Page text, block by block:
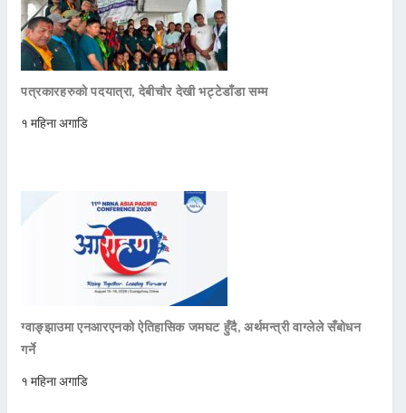
पत्रकारहरुको पदयात्रा, देबीचौर देखी भट्टेडाँडा सम्म
१ महिना अगाडि
ग्वाङ्झाउमा एनआरएनको ऐतिहासिक जमघट हुँदै, अर्थमन्त्री वाग्लेले सँबोधन
गर्ने
१ महिना अगाडि